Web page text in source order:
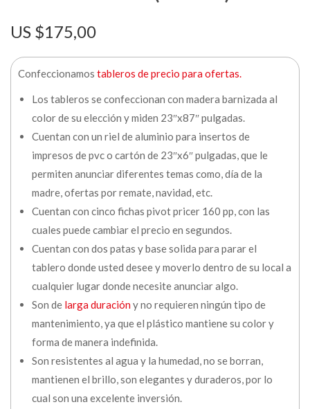
$175,00
Confeccionamos tableros de precio para ofertas.
Los tableros se confeccionan con madera barnizada al
color de su elección y miden 23″x87″ pulgadas.
Cuentan con un riel de aluminio para insertos de
impresos de pvc o cartón de 23″x6″ pulgadas, que le
permiten anunciar diferentes temas como, día de la
madre, ofertas por remate, navidad, etc.
Cuentan con cinco fichas pivot pricer 160 pp, con las
cuales puede cambiar el precio en segundos.
Cuentan con dos patas y base solida para parar el
tablero donde usted desee y moverlo dentro de su local a
cualquier lugar donde necesite anunciar algo.
Son de larga duracióny no requieren ningún tipo de
mantenimiento, ya que el plástico mantiene su color y
forma de manera indefinida.
Son resistentes al agua y la humedad, no se borran,
mantienen el brillo, son elegantes y duraderos, por lo
cual son una excelente inversión.